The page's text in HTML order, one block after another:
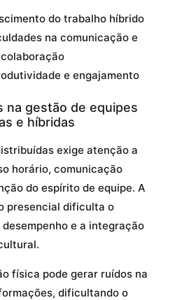
do trabalho híbrido
na comunicação e
colaboração
e engajamento
na gestão de equipes
e híbridas
exige atenção a
horário, comunicação
do espírito de equipe. A
presencial dificulta o
e a integração
física pode gerar ruídos na
dificultando o